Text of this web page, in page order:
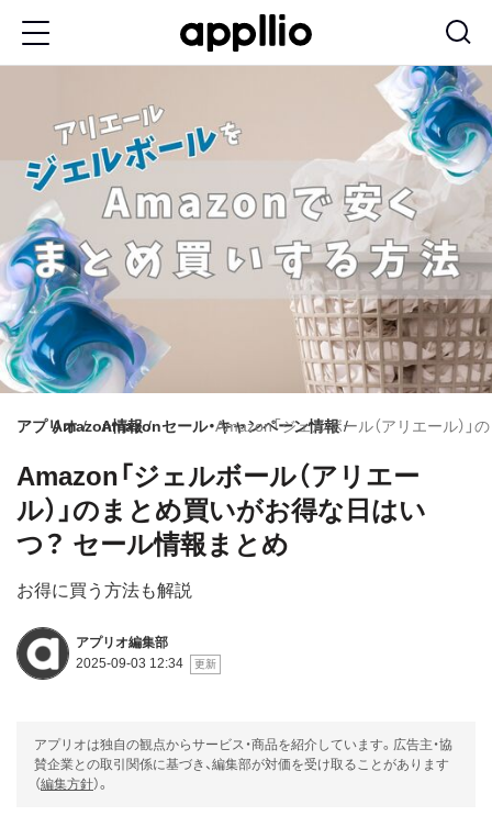
ン
ツ
に
移
動
アプリオAmazon情報Amazonセール・キャンペーン情報
Amazon「ジェルボール（アリエール）
Amazon「ジェルボール（アリエー
ル）」のまとめ買いがお得な日はい
つ？ セール情報まとめ
お得に買う方法も解説
アプリオ編集部
2025-09-03 12:34
アプリオは独自の観点からサービス・商品を紹介しています。広告主・協
賛企業との取引関係に基づき、編集部が対価を受け取ることがあります
（編集方針）。